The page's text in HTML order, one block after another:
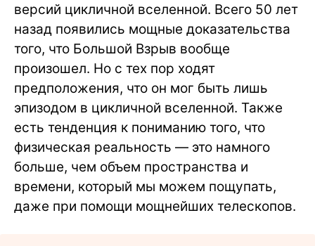
версий цикличной вселенной. Всего 50 лет
назад появились мощные доказательства
того, что Большой Взрыв вообще
произошел. Но с тех пор ходят
предположения, что он мог быть лишь
эпизодом в цикличной вселенной. Также
есть тенденция к пониманию того, что
физическая реальность — это намного
больше, чем объем пространства и
времени, который мы можем пощупать,
даже при помощи мощнейших телескопов.